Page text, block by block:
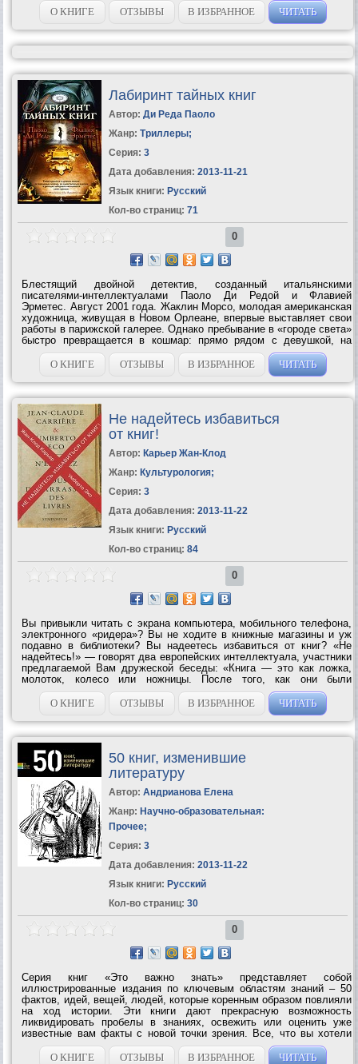
О КНИГЕ ОТЗЫВЫ В ИЗБРАННОЕ ЧИТАТЬ
Лабиринт тайных книг
Автор: Ди Реда Паоло
Жанр: Триллеры;
Серия: 3
Дата добавления: 2013-11-21
Язык книги: Русский
Кол-во страниц: 71
0
Блестящий двойной детектив, созданный итальянскими
писателями-интеллектуалами Паоло Ди Редой и Флавией
Эрметес. Август 2001 года. Жаклин Морсо, молодая американская
художница, живущая в Новом Орлеане, впервые выставляет свои
работы в парижской галерее. Однако пребывание в «городе света»
быстро превращается в кошмар: прямо рядом с девушкой, на
площади перед собором Нотр-Дам, гибнет неизвестный. Перед
смертью он произносит...
О КНИГЕ ОТЗЫВЫ В ИЗБРАННОЕ ЧИТАТЬ
Не надейтесь избавиться
от книг!
Автор: Карьер Жан-Клод
Жанр: Культурология;
Серия: 3
Дата добавления: 2013-11-22
Язык книги: Русский
Кол-во страниц: 84
0
Вы привыкли читать с экрана компьютера, мобильного телефона,
электронного «ридера»? Вы не ходите в книжные магазины и уж
подавно в библиотеки? Вы надеетесь избавиться от книг? «Не
надейтесь!» — говорят два европейских интеллектуала, участники
предлагаемой Вам дружеской беседы: «Книга — это как ложка,
молоток, колесо или ножницы. После того, как они были
изобретены, ничего лучшего уже не придумаешь». Умберто Эко —
знаменитый...
О КНИГЕ ОТЗЫВЫ В ИЗБРАННОЕ ЧИТАТЬ
50 книг, изменившие
литературу
Автор: Андрианова Елена
Жанр: Научно-образовательная:
Прочее;
Серия: 3
Дата добавления: 2013-11-22
Язык книги: Русский
Кол-во страниц: 30
0
Серия книг «Это важно знать» представляет собой
иллюстрированные издания по ключевым областям знаний – 50
фактов, идей, вещей, людей, которые коренным образом повлияли
на ход истории. Эти книги дают прекрасную возможность
ликвидировать пробелы в знаниях, освежить или оценить уже
известные вам факты с новой точки зрения. Все, что вы хотели
знать, но боялись спросить! В этой книге – 50 захватывающих
рассказов о самых известных...
О КНИГЕ ОТЗЫВЫ В ИЗБРАННОЕ ЧИТАТЬ